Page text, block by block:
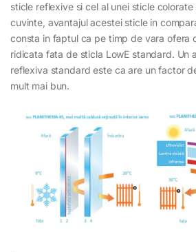
sticle reflexive si cel al unei sticle colorate
cuvinte, avantajul acestei sticle in
consta in faptul ca pe timp de vara ofera
ridicata fata de sticla LowE standard. Un
reflexiva standard este ca are un factor
mult mai bun.